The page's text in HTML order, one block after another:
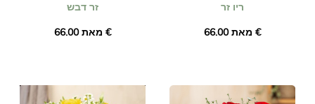
זר דבש
מאת ‏66.00 €
ריו זר
מאת ‏66.00 €